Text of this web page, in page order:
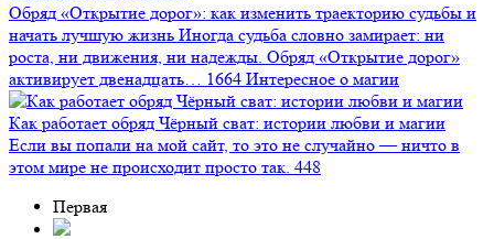
Обряд «Открытие дорог»: как изменить траекторию судьбы и
начать лучшую жизнь Иногда судьба словно замирает: ни
роста, ни движения, ни надежды. Обряд «Открытие дорог»
активирует двенадцать… 1664 Интересное о магии
Как работает обряд Чёрный сват: истории любви и магии
Если вы попали на мой сайт, то это не случайно — ничто в
этом мире не происходит просто так. 448
Первая